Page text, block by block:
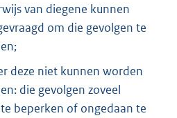
van diegene kunnen
om die gevolgen te
deze niet kunnen worden
die gevolgen zoveel
beperken of ongedaan te